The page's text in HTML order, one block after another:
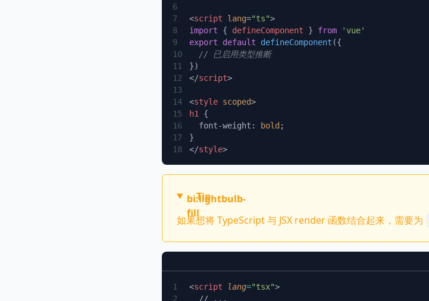
<script lang="ts"
import { defineComponent } from
export default defineComponent
</script
<style scoped
h1
  font-weight:
bold
</style
bi:lightbulb-
fill
Tip
如果想将 TypeScript 与 JSX render 函数结合起来，需要为
<script lang="tsx"